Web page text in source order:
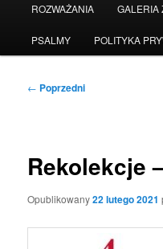
ROZWAŻANIA GALERIA
PSALMY POLITYKA
Nawigacja
← Poprzedni
Rekolekcje
Opublikowany22 lutego 2021